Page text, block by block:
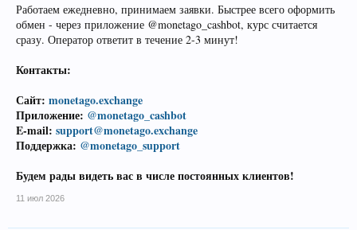
Работаем ежедневно, принимаем заявки. Быстрее всего оформить
обмен - через приложение @monetago_cashbot, курс считается
сразу. Оператор ответит в течение 2-3 минут!
Контакты:
Сайт: monetago.exchange
Приложение: @monetago_cashbot
E-mail: support@monetago.exchange
Поддержка: @monetago_support
Будем рады видеть вас в числе постоянных клиентов!
11 июл 2026